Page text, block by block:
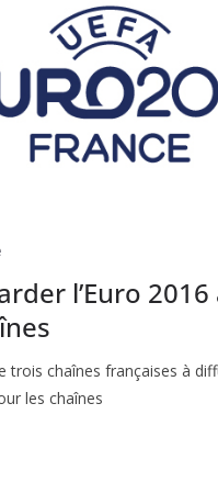
l’Euro 2016
trois chaînes françaises à
les chaînes